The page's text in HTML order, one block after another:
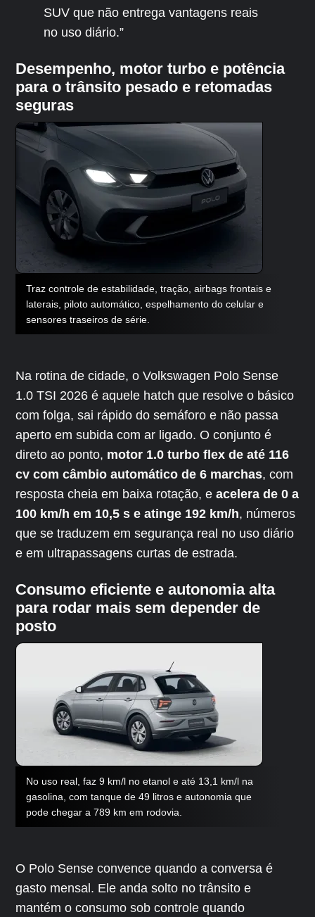
SUV que não entrega vantagens reais
no uso diário.”
Desempenho, motor turbo e potência
para o trânsito pesado e retomadas
seguras
Traz controle de estabilidade, tração, airbags frontais e
laterais, piloto automático, espelhamento do celular e
sensores traseiros de série.
Na rotina de cidade, o Volkswagen Polo Sense
1.0 TSI 2026 é aquele hatch que resolve o básico
com folga, sai rápido do semáforo e não passa
aperto em subida com ar ligado. O conjunto é
direto ao ponto, motor 1.0 turbo flex de até 116
cv com câmbio automático de 6 marchas, com
resposta cheia em baixa rotação, eacelera de 0 a
100 km/h em 10,5 s e atinge 192 km/h, números
que se traduzem em segurança real no uso diário
e em ultrapassagens curtas de estrada.
Consumo eficiente e autonomia alta
para rodar mais sem depender de
posto
No uso real, faz 9 km/l no etanol e até 13,1 km/l na
gasolina, com tanque de 49 litros e autonomia que
pode chegar a 789 km em rodovia.
O Polo Sense convence quando a conversa é
gasto mensal. Ele anda solto no trânsito e
mantém o consumo sob controle quando